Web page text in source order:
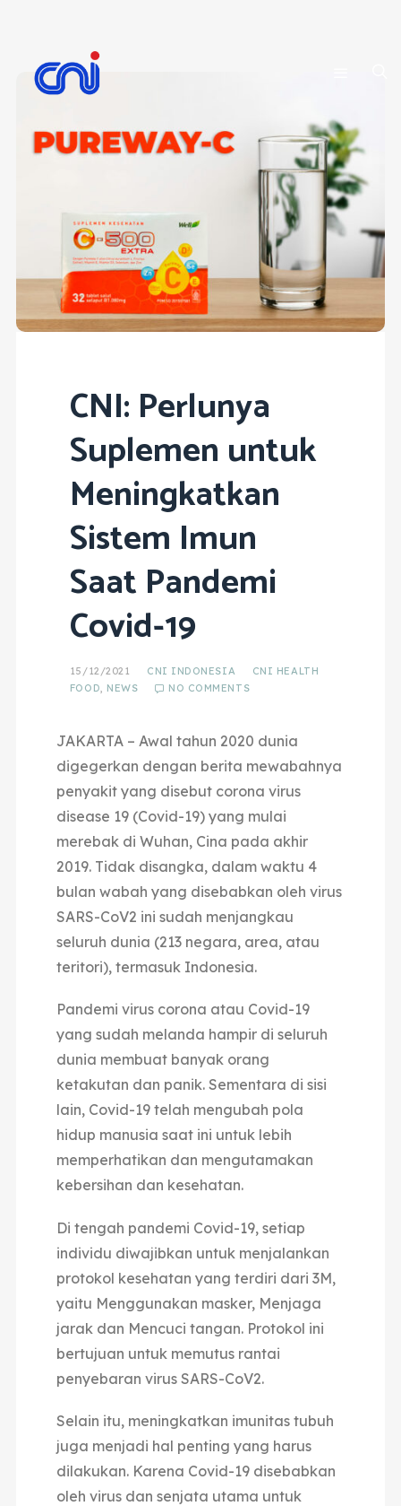
CNI: Perlunya
Suplemen untuk
Meningkatkan
Sistem Imun
Saat Pandemi
Covid-19
15/12/2021 CNI INDONESIA
CNI HEALTH
FOOD, NEWS NO COMMENTS
JAKARTA – Awal tahun 2020 dunia
digegerkan dengan berita mewabahnya
penyakit yang disebut corona virus
disease 19 (Covid-19) yang mulai
merebak di Wuhan, Cina pada akhir
2019. Tidak disangka, dalam waktu 4
bulan wabah yang disebabkan oleh virus
SARS-CoV2 ini sudah menjangkau
seluruh dunia (213 negara, area, atau
teritori), termasuk Indonesia.
Pandemi virus corona atau Covid-19
yang sudah melanda hampir di seluruh
dunia membuat banyak orang
ketakutan dan panik. Sementara di sisi
lain, Covid-19 telah mengubah pola
hidup manusia saat ini untuk lebih
memperhatikan dan mengutamakan
kebersihan dan kesehatan.
Di tengah pandemi Covid-19, setiap
individu diwajibkan untuk menjalankan
protokol kesehatan yang terdiri dari 3M,
yaitu Menggunakan masker, Menjaga
jarak dan Mencuci tangan. Protokol ini
bertujuan untuk memutus rantai
penyebaran virus SARS-CoV2.
Selain itu, meningkatkan imunitas tubuh
juga menjadi hal penting yang harus
dilakukan. Karena Covid-19 disebabkan
oleh virus dan senjata utama untuk